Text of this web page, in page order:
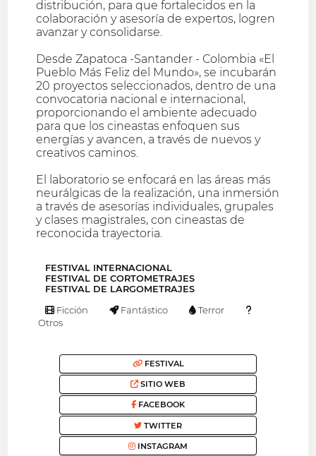
distribución, para que fortalecidos en la
colaboración y asesoría de expertos, logren
avanzar y consolidarse.
Desde Zapatoca -Santander - Colombia «El
Pueblo Más Feliz del Mundo», se incubarán
20 proyectos seleccionados, dentro de una
convocatoria nacional e internacional,
proporcionando el ambiente adecuado
para que los cineastas enfoquen sus
energías y avancen, a través de nuevos y
creativos caminos.
El laboratorio se enfocará en las áreas más
neurálgicas de la realización, una inmersión
a través de asesorías individuales, grupales
y clases magistrales, con cineastas de
reconocida trayectoria.
FESTIVAL INTERNACIONAL
FESTIVAL DE CORTOMETRAJES
FESTIVAL DE LARGOMETRAJES
Ficción Fantástico
Terror
Otros
FESTIVAL
SITIO WEB
FACEBOOK
TWITTER
INSTAGRAM